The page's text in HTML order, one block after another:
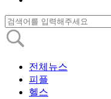
전체뉴스
피플
헬스